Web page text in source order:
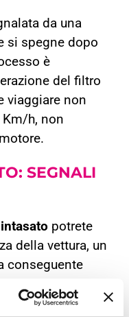
da una
si spegne dopo
è
del filtro
viaggiare non
h, non
SEGNALI
potrete
della vettura, un
conseguente
vi avviserà